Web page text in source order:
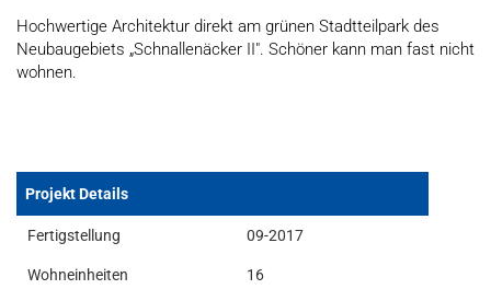
Hochwertige Architektur direkt am grünen Stadtteilpark des
Neubaugebiets „Schnallenäcker II". Schöner kann man fast nicht
wohnen.
Projekt Details
Fertigstellung 09-2017
Wohneinheiten 16